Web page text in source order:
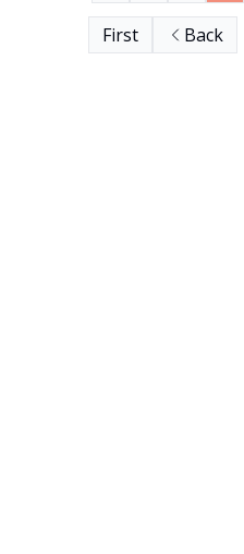
Momentum Institut die
Wasserzinses nach
First Back